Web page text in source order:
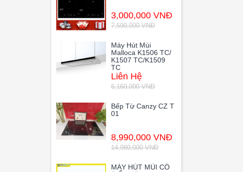
3,000,000 VNĐ
7,590,000 VNĐ
Máy Hút Mùi
Malloca K1506 TC/
K1507 TC/K1509
TC
Liên Hệ
6,160,000 VNĐ
Bếp Từ Canzy CZ T
01
8,990,000 VNĐ
14,980,000 VNĐ
MÁY HÚT MÙI CỔ